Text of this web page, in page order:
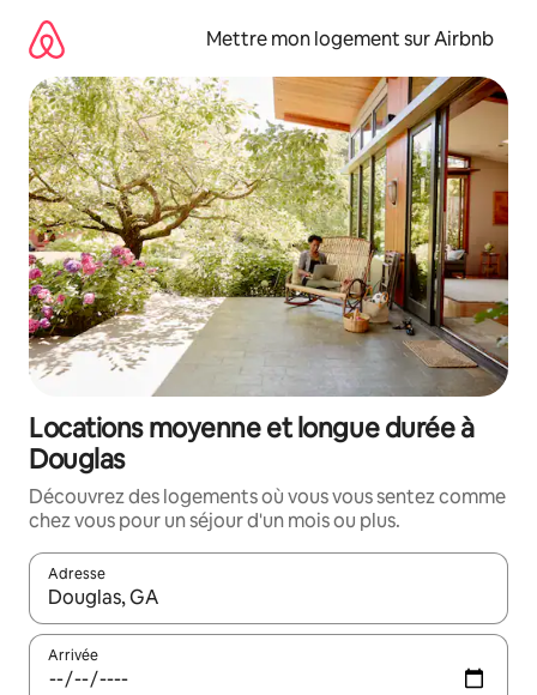
directement
contenu
Mettre mon logement sur Airbnb
Locations moyenne et longue durée à
Douglas
Découvrez des logements où vous vous sentez comme
chez vous pour un séjour d'un mois ou plus.
Adresse
Lorsque les résultats s'affichent, utilisez les flèches vers le
Arrivée